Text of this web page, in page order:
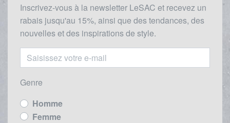
Inscrivez-vous à la newsletter LeSAC et recevez un
rabais jusqu'au 15%, ainsi que des tendances, des
nouvelles et des inspirations de style.
Genre
Homme
Femme